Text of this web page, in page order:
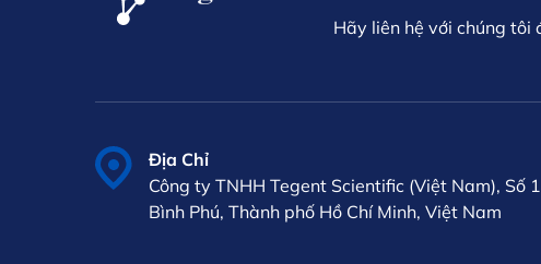
Hãy liên hệ với chúng
Địa Chỉ
Công ty TNHH Tegent Scientific (Việt Nam), Số
Bình Phú, Thành phố Hồ Chí Minh, Việt Nam